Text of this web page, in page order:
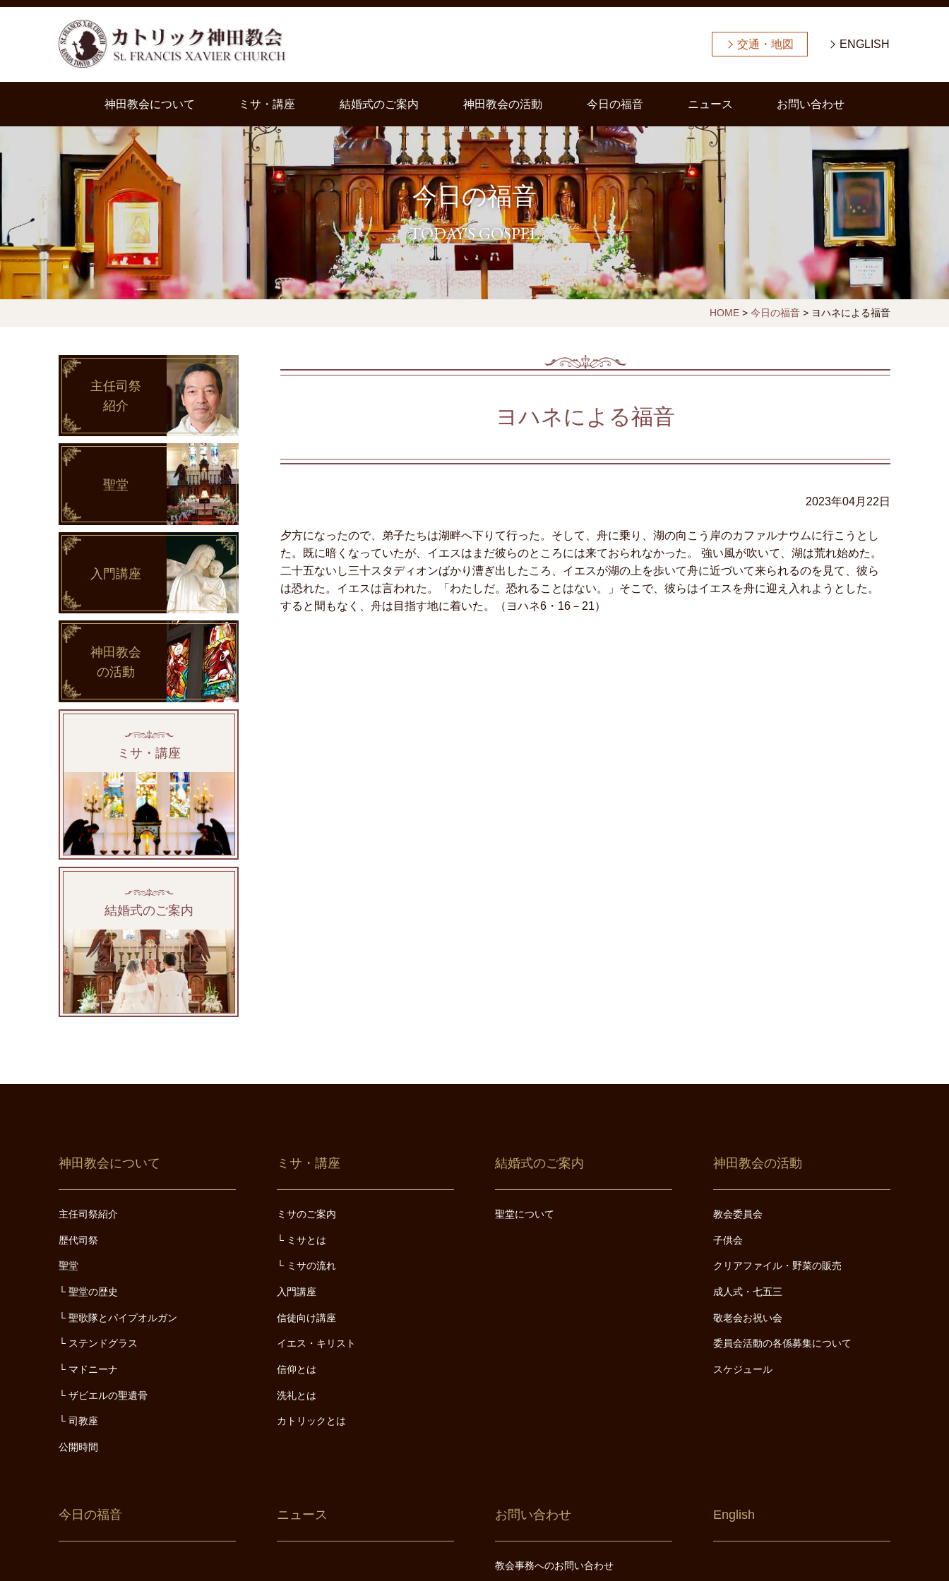
交通・地図 ENGLISH
神田教会について ミサ・講座 結婚式のご案内 神田教会の活動 今日の福音 ニュース お問い合わせ
今日の福音
TODAY'S GOSPEL
HOME> 今日の福音> ヨハネによる福音
ヨハネによる福音
2023年04月22日
夕方になったので、弟子たちは湖畔へ下りて行った。そして、舟に乗り、湖の向こう岸のカファルナウムに行こうとし
た。既に暗くなっていたが、イエスはまだ彼らのところには来ておられなかった。 強い風が吹いて、湖は荒れ始めた。
二十五ないし三十スタディオンばかり漕ぎ出したころ、イエスが湖の上を歩いて舟に近づいて来られるのを見て、彼ら
は恐れた。イエスは言われた。「わたしだ。恐れることはない。」そこで、彼らはイエスを舟に迎え入れようとした。
すると間もなく、舟は目指す地に着いた。（ヨハネ6・16－21）
主任司祭
紹介
聖堂
入門講座
神田教会
の活動
ミサ・講座
結婚式のご案内
神田教会について
主任司祭紹介
歴代司祭
聖堂
聖堂の歴史
聖歌隊とパイプオルガン
ステンドグラス
マドニーナ
ザビエルの聖遺骨
司教座
公開時間
ミサ・講座
ミサのご案内
ミサとは
ミサの流れ
入門講座
信徒向け講座
イエス・キリスト
信仰とは
洗礼とは
カトリックとは
結婚式のご案内
聖堂について
神田教会の活動
教会委員会
子供会
クリアファイル・野菜の販売
成人式・七五三
敬老会お祝い会
委員会活動の各係募集について
スケジュール
今日の福音 ニュース お問い合わせ
教会事務へのお問い合わせ
English